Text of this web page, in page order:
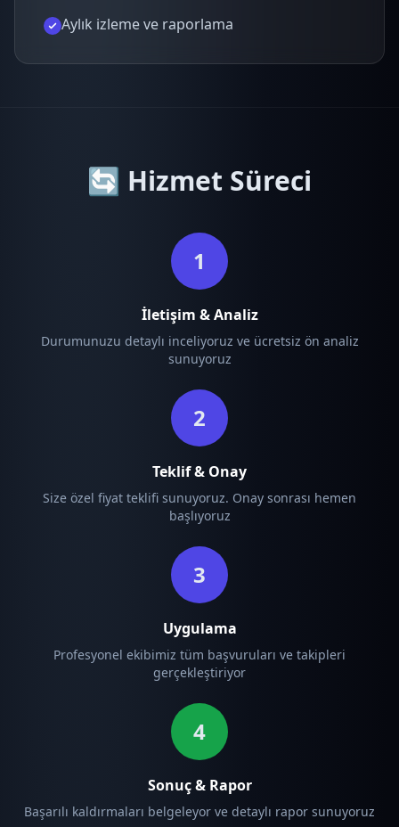
Aylık izleme ve raporlama
🔄 Hizmet Süreci
1
İletişim & Analiz
Durumunuzu detaylı inceliyoruz ve ücretsiz ön analiz
sunuyoruz
2
Teklif & Onay
Size özel fiyat teklifi sunuyoruz. Onay sonrası hemen
başlıyoruz
3
Uygulama
Profesyonel ekibimiz tüm başvuruları ve takipleri
gerçekleştiriyor
4
Sonuç & Rapor
Başarılı kaldırmaları belgeleyor ve detaylı rapor sunuyoruz